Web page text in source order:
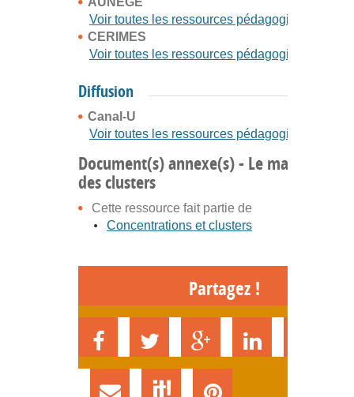
Voir toutes les ressources pédagogiques
CERIMES
Voir toutes les ressources pédagogiques
Diffusion
Canal-U
Voir toutes les ressources pédagogiques
Document(s) annexe(s) - Le
des clusters
Cette ressource fait partie de
Concentrations et clusters
Partagez !